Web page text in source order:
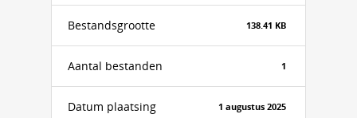
Bestandsgrootte 138.41 KB
Aantal bestanden 1
Datum plaatsing 1 augustus 2025